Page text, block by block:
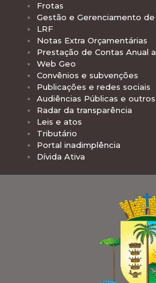
Frotas
Gestão e Gerenciamento de
LRF
Notas Extra Orçamentárias
Prestação de Contas Anual
Web Geo
Convênios e subvenções
Publicações e redes sociais
Audiências Públicas e outros
Radar da transparência
Leis e atos
Tributário
Portal inadimplência
Dívida Ativa